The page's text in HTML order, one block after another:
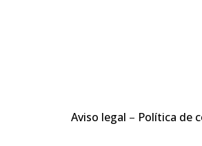
Aviso legal – Política de